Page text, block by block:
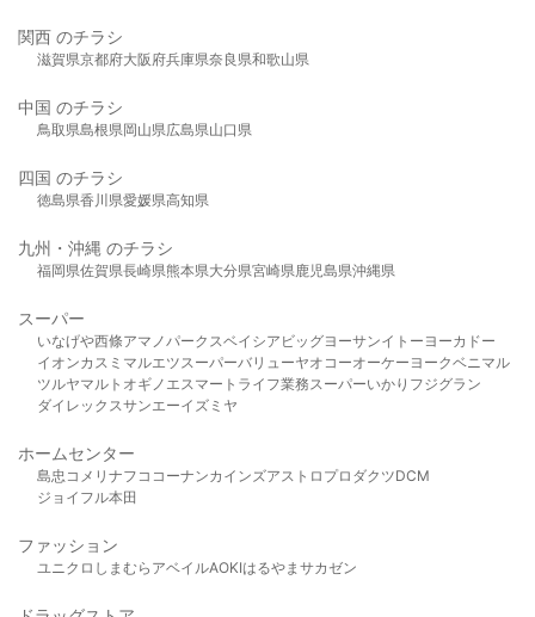
関西 のチラシ
滋賀県京都府大阪府兵庫県奈良県和歌山県
中国 のチラシ
鳥取県島根県岡山県広島県山口県
四国 のチラシ
徳島県香川県愛媛県高知県
九州・沖縄 のチラシ
福岡県佐賀県長崎県熊本県大分県宮崎県鹿児島県沖縄県
スーパー
いなげや西條アマノパークスベイシア ビッグヨーサンイトーヨーカドー
イオンカスミ マルエツスーパーバリューヤオコーオーケー ヨークベニマル
ツルヤマルト オギノ エスマート ライフ業務スーパーいかり フジグラン
ダイレックスサンエーイズミヤ
ホームセンター
島忠 コメリ ナフコ コーナンカインズアストロプロダクツDCM
ジョイフル本田
ファッション
ユニクロ しまむら アベイルAOKIはるやま サカゼン